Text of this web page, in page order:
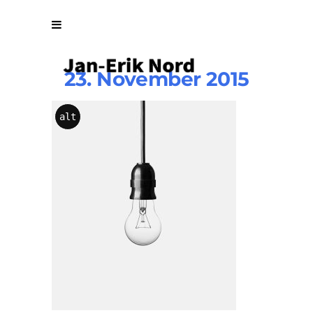
23. November 2015
LANDO
Pendant
Lamp
alt